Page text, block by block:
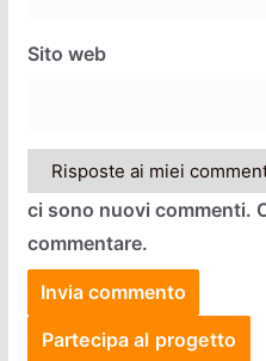
Sito web
ci sono nuovi commenti.
commentare.
Partecipa al progetto